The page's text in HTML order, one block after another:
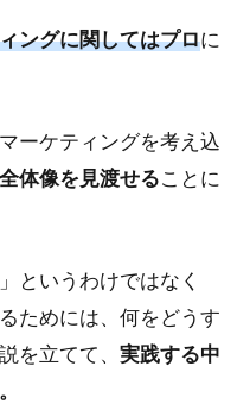
ングに関してはプロに
ーケティングを考え込
全体像を見渡せることに
というわけではなく
ためには、何をどうす
を立てて、 実践する中